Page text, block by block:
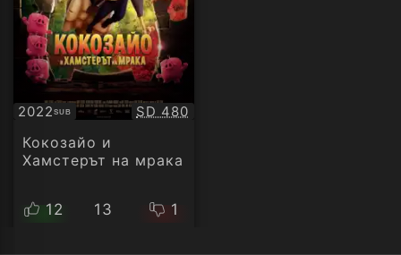
2022SUB
Субтитри Качество:
SD 480
Кокозайо и
Хамстерът на мрака
12 13 1